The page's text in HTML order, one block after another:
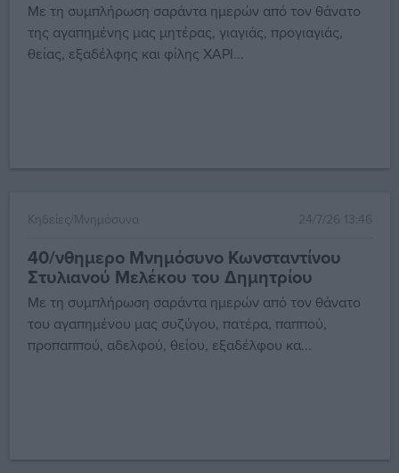
Με τη συμπλήρωση σαράντα ημερών από τον θάνατο
της αγαπημένης μας μητέρας, γιαγιάς, προγιαγιάς,
θείας, εξαδέλφης και φίλης ΧΑΡΙ...
Κηδείες/Μνημόσυνα 24/7/26 13:46
40/νθημερο Μνημόσυνο Κωνσταντίνου
Στυλιανού Μελέκου του Δημητρίου
Με τη συμπλήρωση σαράντα ημερών από τον θάνατο
του αγαπημένου μας συζύγου, πατέρα, παππού,
προπαππού, αδελφού, θείου, εξαδέλφου κα...